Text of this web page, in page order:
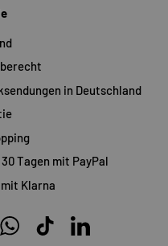
in Deutschland
Tagen mit PayPal
Klarna
WhatsAppTikTokLinkedIn